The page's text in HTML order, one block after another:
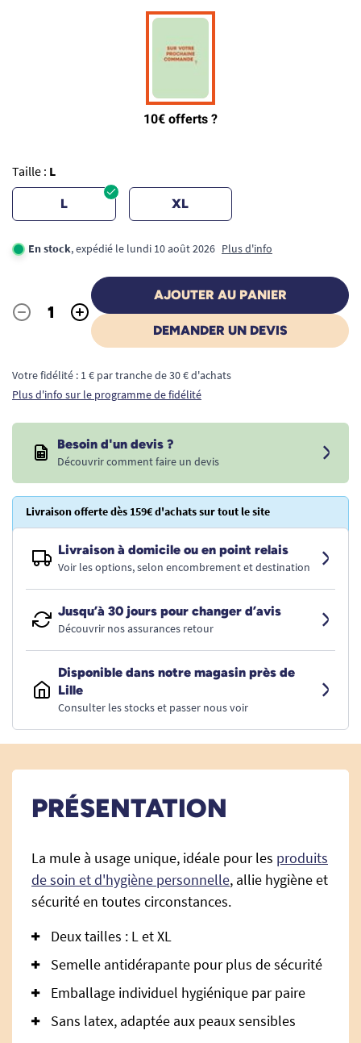
Taille : L
L XL
En stock, expédié le lundi 10 août 2026 Plus d'info
Quantité
- +
AJOUTER AU PANIER
DEMANDER UN DEVIS
Votre fidélité : 1 € par tranche de 30 € d'achats
Plus d'info sur le programme de fidélité
Besoin d'un devis ?
Découvrir comment faire un devis
Livraison offerte dès 159€ d'achats sur tout le site
Livraison à domicile ou en point relais
Voir les options, selon encombrement et destination
Jusqu’à 30 jours pour changer d’avis
Découvrir nos assurances retour
Disponible dans notre magasin près de
Lille
Consulter les stocks et passer nous voir
PRÉSENTATION
La mule à usage unique, idéale pour les produits
de soin et d'hygiène personnelle, allie hygiène et
sécurité en toutes circonstances.
Deux tailles : L et XL
Semelle antidérapante pour plus de sécurité
Emballage individuel hygiénique par paire
Sans latex, adaptée aux peaux sensibles